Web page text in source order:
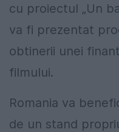
cu proiectul „Un
va fi prezentat
obtinerii unei
filmului.
Romania va
de un stand